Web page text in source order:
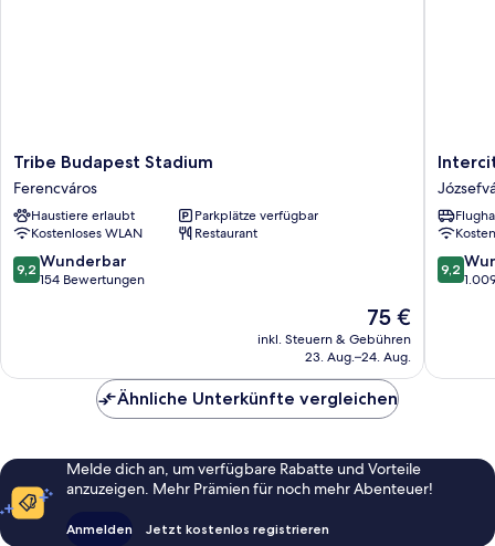
Tribe
Budapest
Stadium
Ferencváros
Tribe Budapest Stadium
Ferencváros
Haustiere erlaubt
Parkplätze verfügbar
Kostenloses WLAN
Restaurant
9.2
von
9,2 Wunderbar
154 Bewertungen
Der
Preis
beträgt
75 €
inkl. Steuern & Gebühren
23. Aug.–24. Aug.
9.2
von
9,2
Ähnliche Unterkünfte vergleichen
Melde dich an, um verfügbare Rabatte und Vorteile
anzuzeigen. Mehr Prämien für noch mehr Abenteuer!
Anmelden Jetzt kostenlos registrieren